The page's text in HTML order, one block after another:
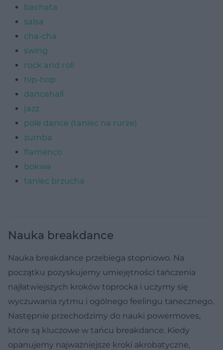
bachata
salsa
cha-cha
swing
rock and roll
hip-hop
dancehall
jazz
pole dance (taniec na rurze)
zumba
flamenco
bokwa
taniec brzucha
Nauka breakdance
Nauka breakdance przebiega stopniowo. Na
początku pozyskujemy umiejętności tańczenia
najłatwiejszych kroków toprocka i uczymy się
wyczuwania rytmu i ogólnego feelingu tanecznego.
Następnie przechodzimy do nauki powermoves,
które są kluczowe w tańcu breakdance. Kiedy
opanujemy najważniejsze kroki akrobatyczne,